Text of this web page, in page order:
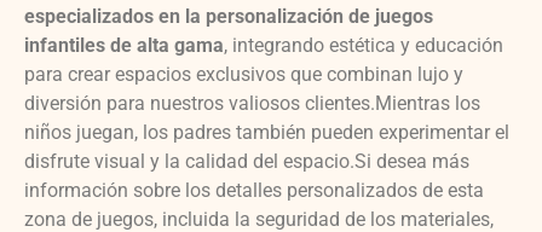
especializados en la personalización de juegos
infantiles de alta gama, integrando estética y educación
para crear espacios exclusivos que combinan lujo y
diversión para nuestros valiosos clientes.Mientras los
niños juegan, los padres también pueden experimentar el
disfrute visual y la calidad del espacio.Si desea más
información sobre los detalles personalizados de esta
zona de juegos, incluida la seguridad de los materiales,